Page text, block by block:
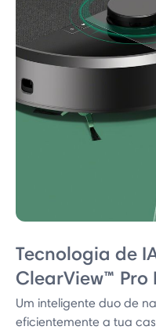
Tecnologia de
ClearView™ Pro
Um inteligente duo de
eficientemente a tua